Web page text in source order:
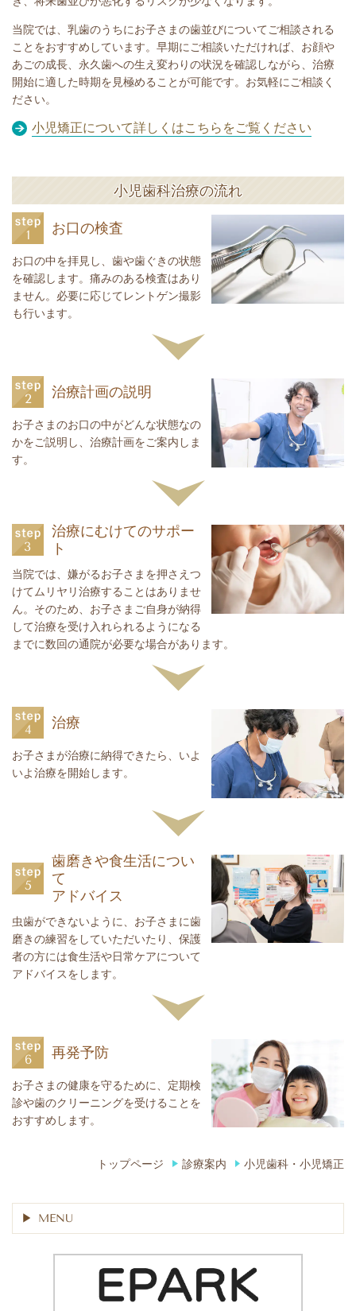
当院では、乳歯のうちにお子さまの歯並びについてご相談される
ことをおすすめしています。早期にご相談いただければ、お顔や
あごの成長、永久歯への生え変わりの状況を確認しながら、治療
開始に適した時期を見極めることが可能です。お気軽にご相談く
ださい。
小児矯正について詳しくはこちらをご覧ください
小児歯科治療の流れ
お口の検査
お口の中を拝見し、歯や歯ぐきの状態
を確認します。痛みのある検査はあり
ません。必要に応じてレントゲン撮影
も行います。
治療計画の説明
お子さまのお口の中がどんな状態なの
かをご説明し、治療計画をご案内しま
す。
治療にむけてのサポー
ト
当院では、嫌がるお子さまを押さえつ
けてムリヤリ治療することはありませ
ん。そのため、お子さまご自身が納得
して治療を受け入れられるようになる
までに数回の通院が必要な場合があります。
治療
お子さまが治療に納得できたら、いよ
いよ治療を開始します。
歯磨きや食生活につい
て
アドバイス
虫歯ができないように、お子さまに歯
磨きの練習をしていただいたり、保護
者の方には食生活や日常ケアについて
アドバイスをします。
再発予防
お子さまの健康を守るために、定期検
診や歯のクリーニングを受けることを
おすすめします。
トップページ 診療案内 小児歯科・小児矯正
MENU